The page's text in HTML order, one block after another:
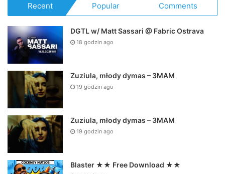
Recent Popular Comments
DGTL w/ Matt Sassari @ Fabric Ostrava
18 godzin ago
Zuziula, młody dymas – 3MAM
19 godzin ago
Zuziula, młody dymas – 3MAM
19 godzin ago
Blaster ★★ Free Download ★★